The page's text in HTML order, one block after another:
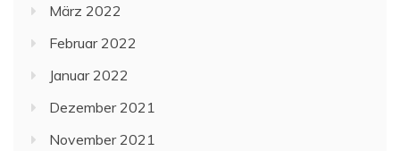
März 2022
Februar 2022
Januar 2022
Dezember 2021
November 2021